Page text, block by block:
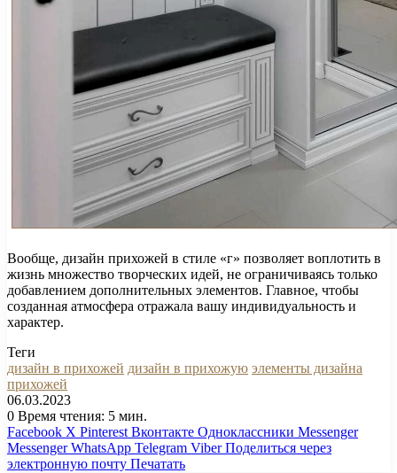
Вообще, дизайн прихожей в стиле «г» позволяет воплотить в
жизнь множество творческих идей, не ограничиваясь только
добавлением дополнительных элементов. Главное, чтобы
созданная атмосфера отражала вашу индивидуальность и
характер.
Теги
дизайн в прихожей дизайн в прихожую элементы дизайна
прихожей
06.03.2023
0 Время чтения: 5 мин.
Facebook X Pinterest Вконтакте Одноклассники Messenger
Messenger WhatsApp Telegram Viber Поделиться через
электронную почту Печатать